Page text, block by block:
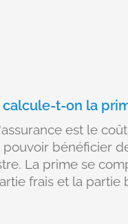
t-on la
est le
bénéficier
La prime se
frais et la partie